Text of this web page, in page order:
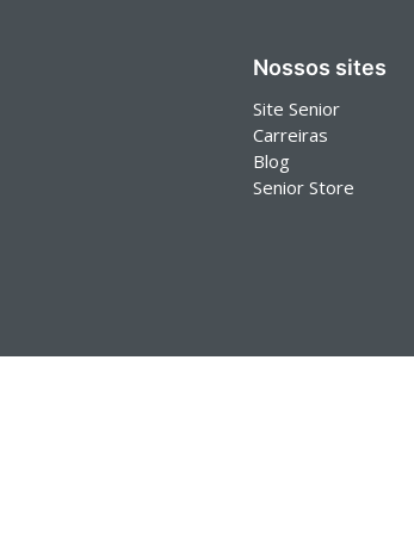
Nossos sites
Site Senior
Carreiras
Blog
Senior Store